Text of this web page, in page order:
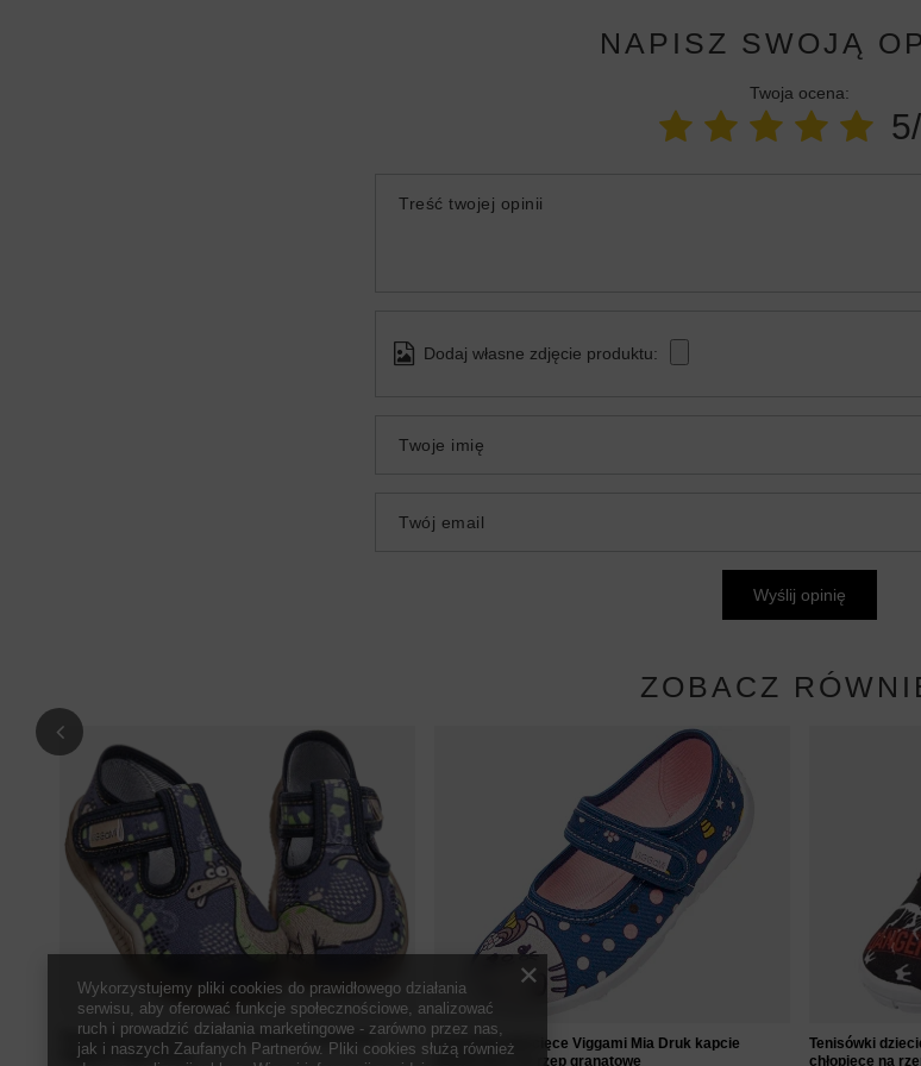
NAPISZ SWOJĄ
Twoja ocena:
Treść twojej opinii
Dodaj własne zdjęcie produktu:
Twoje imię
Twój email
Wyślij opinię
ZOBACZ
Tenisówki dziecięce kapcie chłopięce grantowe
Viggami Viguś Druk
Tenisówki dziecięce Viggami Mia Druk kapcie
dziewczęce na rzep granatowe
Tenisówki
chłopięce na
Wykorzystujemy pliki cookies do prawidłowego działania
serwisu, aby oferować funkcje społecznościowe, analizować
ruch i prowadzić działania marketingowe - zarówno przez nas,
jak i naszych Zaufanych Partnerów. Pliki cookies służą również